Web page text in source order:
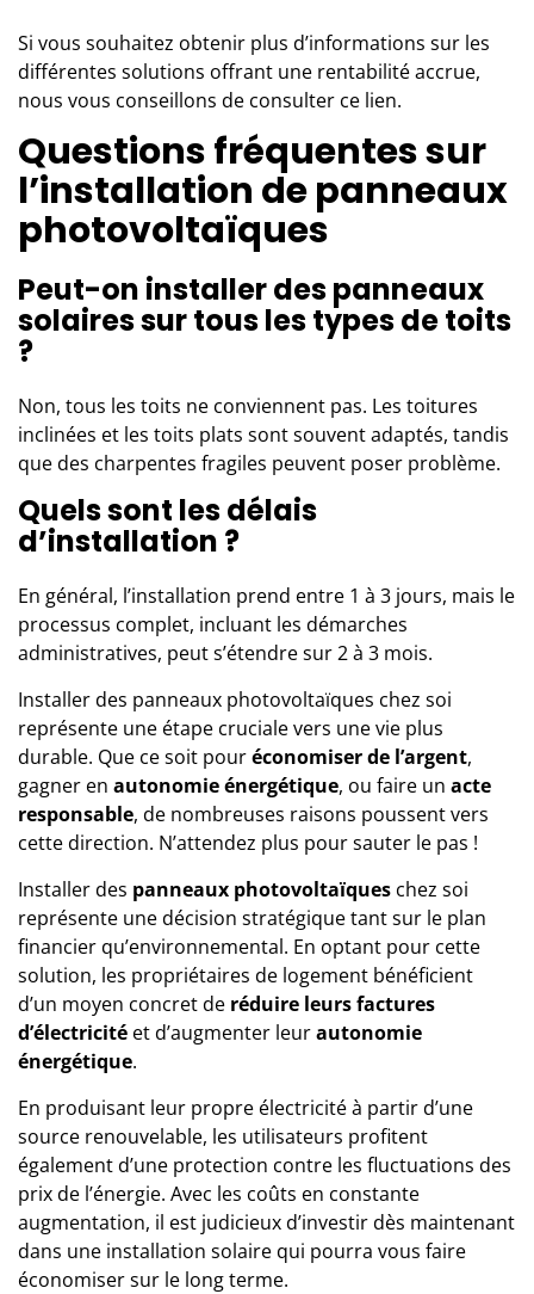
Si vous souhaitez obtenir plus d’informations sur les
différentes solutions offrant une rentabilité accrue,
nous vous conseillons de consulter ce lien.
Questions fréquentes sur
l’installation de panneaux
photovoltaïques
Peut-on installer des panneaux
solaires sur tous les types de toits
?
Non, tous les toits ne conviennent pas. Les toitures
inclinées et les toits plats sont souvent adaptés, tandis
que des charpentes fragiles peuvent poser problème.
Quels sont les délais
d’installation ?
En général, l’installation prend entre 1 à 3 jours, mais le
processus complet, incluant les démarches
administratives, peut s’étendre sur 2 à 3 mois.
Installer des panneaux photovoltaïques chez soi
représente une étape cruciale vers une vie plus
durable. Que ce soit pouréconomiser de l’argent,
gagner en autonomie énergétique, ou faire un acte
responsable, de nombreuses raisons poussent vers
cette direction. N’attendez plus pour sauter le pas !
Installer des panneaux photovoltaïques chez soi
représente une décision stratégique tant sur le plan
financier qu’environnemental. En optant pour cette
solution, les propriétaires de logement bénéficient
d’un moyen concret de réduire leurs factures
d’électricité et d’augmenter leurautonomie
énergétique.
En produisant leur propre électricité à partir d’une
source renouvelable, les utilisateurs profitent
également d’une protection contre les fluctuations des
prix de l’énergie. Avec les coûts en constante
augmentation, il est judicieux d’investir dès maintenant
dans une installation solaire qui pourra vous faire
économiser sur le long terme.